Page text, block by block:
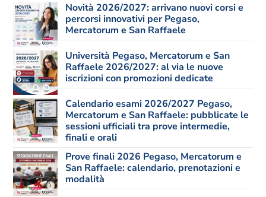
Novità 2026/2027: arrivano nuovi corsi e
percorsi innovativi per Pegaso,
Mercatorum e San Raffaele
Università Pegaso, Mercatorum e San
Raffaele 2026/2027: al via le nuove
iscrizioni con promozioni dedicate
Calendario esami 2026/2027 Pegaso,
Mercatorum e San Raffaele: pubblicate le
sessioni ufficiali tra prove intermedie,
finali e orali
Prove finali 2026 Pegaso, Mercatorum e
San Raffaele: calendario, prenotazioni e
modalità